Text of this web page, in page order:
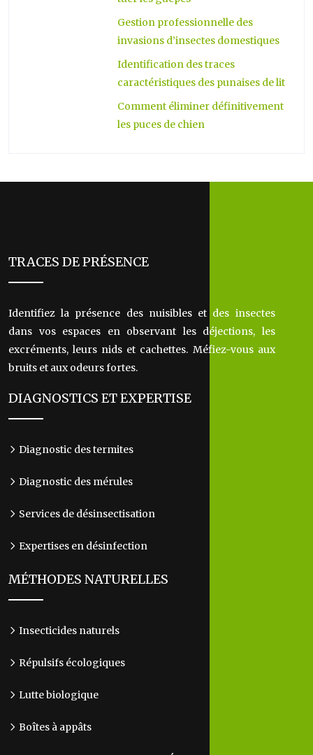
Gestion professionnelle des
invasions d’insectes domestiques
Identification des traces
caractéristiques des punaises de lit
Comment éliminer définitivement
les puces de chien
TRACES DE PRÉSENCE
Identifiez la présence des nuisibles et des insectes
dans vos espaces en observant les déjections, les
excréments, leurs nids et cachettes. Méfiez-vous aux
bruits et aux odeurs fortes.
DIAGNOSTICS ET EXPERTISE
Diagnostic des termites
Diagnostic des mérules
Services de désinsectisation
Expertises en désinfection
MÉTHODES NATURELLES
Insecticides naturels
Répulsifs écologiques
Lutte biologique
Boîtes à appâts